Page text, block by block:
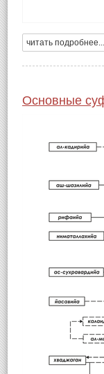
читать подробнее...
Основные